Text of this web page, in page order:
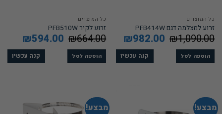
כל המוצרים
זרוע למצלמה דגם PFB414W
₪1,090.00 המחיר
המקורי
₪1,090.00.
₪982.00 המחיר
הנוכחי
הוא:
₪982.00. הוספה לסל קנה עכשיו
כל המוצרים
זרוע לקיר PFB510W
₪664.00 המחיר
המקורי
₪664.00.
₪594.00 המחיר
הנוכחי
הוא:
הוספה לסל קנה עכשיו
מבצע! מבצע!